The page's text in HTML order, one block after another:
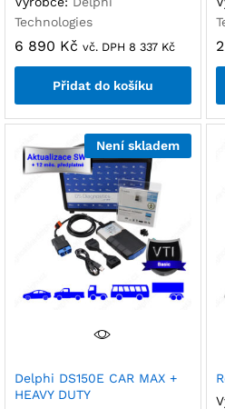
Technologies
6 890 Kč vč. DPH 8 337 Kč
Přidat do košíku
Není skladem
Delphi DS150E CAR MAX +
HEAVY DUTY